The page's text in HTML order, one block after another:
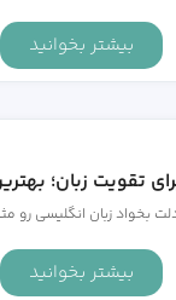
بیشتر بخوانید
تقویت زبان؛
بخواد زبان انگلیسی رو
بیشتر بخوانید